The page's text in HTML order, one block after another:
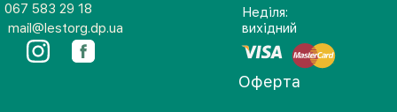
067 583 29 18
mail@lestorg.dp.ua
Неділя:
вихідний
Оферта